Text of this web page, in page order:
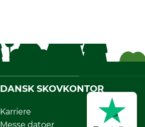
DANSK SKOVKONTOR
Karriere
Messe datoer